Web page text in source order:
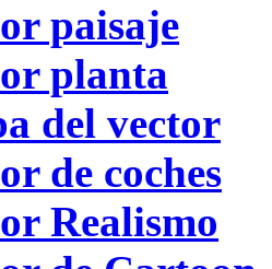
paisaje
planta
del vector
de coches
Realismo